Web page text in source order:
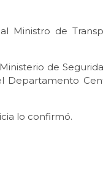
Ministro de
de
Departamento
lo confirmó.